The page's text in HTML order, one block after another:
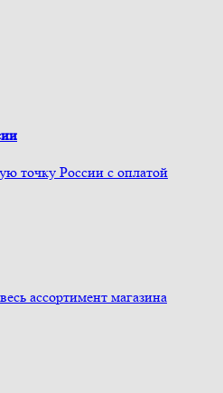
точку России с оплатой
ассортимент магазина